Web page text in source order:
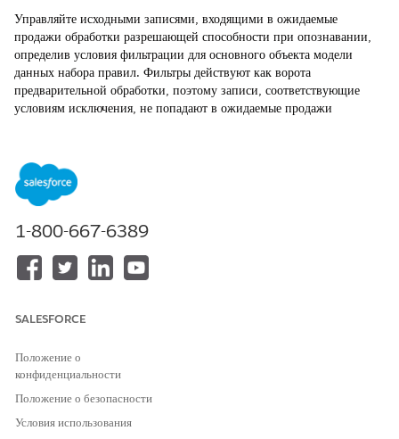
Управляйте исходными записями, входящими в ожидаемые
продажи обработки разрешающей способности при опознавании,
определив условия фильтрации для основного объекта модели
данных набора правил. Фильтры действуют как ворота
предварительной обработки, поэтому записи, соответствующие
условиям исключения, не попадают в ожидаемые продажи
кредита.
Фильтры предназначены для широкой сегрегации на уровне
раздела. Они применяются к основному объекту модели данных
набора правил и не предназначены для управления на уровне
Сценарии использования
Раздельные организации B2B и B2C—
например,
Организации-компании не попадают в объединение
потребителей, а организации-потребители не попадают в
объединение B2B.
1-800-667-6389
SALESFORCE
Положение о
конфиденциальности
Положение о безопасности
Условия использования